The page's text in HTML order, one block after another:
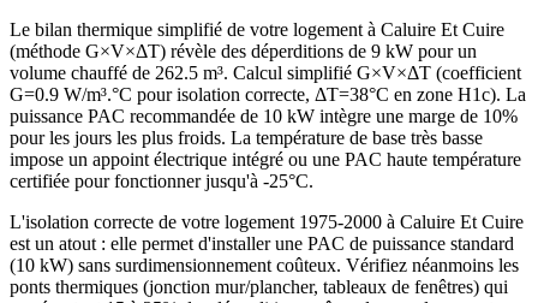
Le bilan thermique simplifié de votre logement à Caluire Et Cuire
(méthode G×V×ΔT) révèle des déperditions de 9 kW pour un
volume chauffé de 262.5 m³. Calcul simplifié G×V×ΔT (coefficient
G=0.9 W/m³.°C pour isolation correcte, ΔT=38°C en zone H1c). La
puissance PAC recommandée de 10 kW intègre une marge de 10%
pour les jours les plus froids. La température de base très basse
impose un appoint électrique intégré ou une PAC haute température
certifiée pour fonctionner jusqu'à -25°C.
L'isolation correcte de votre logement 1975-2000 à Caluire Et Cuire
est un atout : elle permet d'installer une PAC de puissance standard
(10 kW) sans surdimensionnement coûteux. Vérifiez néanmoins les
ponts thermiques (jonction mur/plancher, tableaux de fenêtres) qui